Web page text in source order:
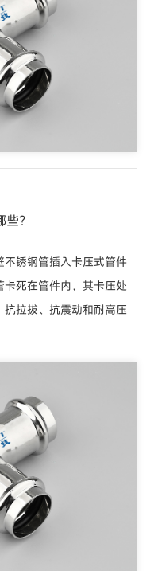
？
锈钢管插入卡压式管件
死在管件内，其卡压处
拉拔、抗震动和耐高压